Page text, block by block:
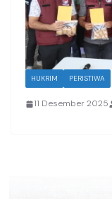
HUKRIM PERISTIWA
11 Desember 2025